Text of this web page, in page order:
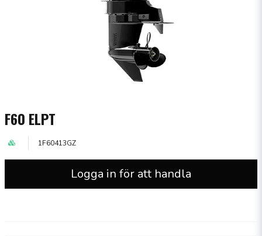
F60 ELPT
1F60413GZ
Logga in för att handla